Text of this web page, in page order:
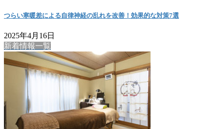
つらい寒暖差による自律神経の乱れを改善！効果的な対策7選
2025年4月16日
新着情報一覧